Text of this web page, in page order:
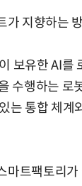
가 지향하는
보유한 AI를
수행하는 로
는 통합 체계
마트팩토리가